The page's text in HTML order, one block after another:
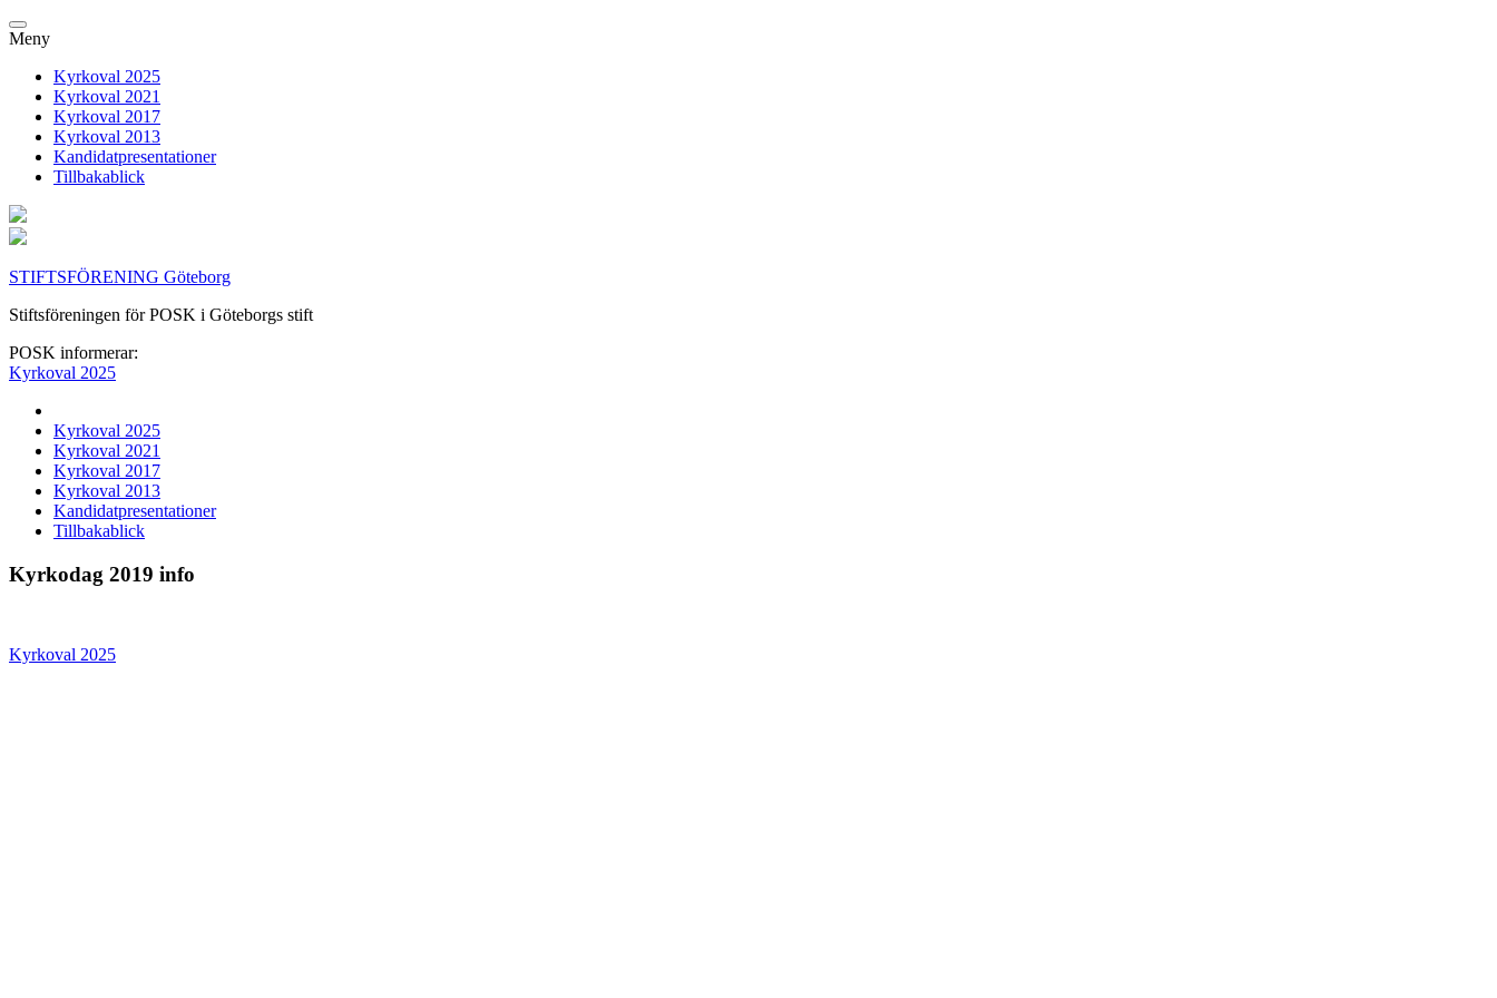
Meny
Kyrkoval 2025
Kyrkoval 2021
Kyrkoval 2017
Kyrkoval 2013
Kandidatpresentationer
Tillbakablick
STIFTSFÖRENING Göteborg
Stiftsföreningen för POSK i Göteborgs stift
POSK informerar:
Kyrkoval 2025
Kyrkoval 2025
Kyrkoval 2021
Kyrkoval 2017
Kyrkoval 2013
Kandidatpresentationer
Tillbakablick
Kyrkodag 2019 info
Kyrkoval 2025